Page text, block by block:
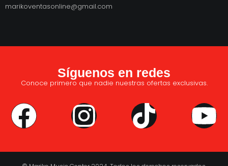
marikoventasonline@gmail.com
Síguenos en redes
Conoce primero que nadie nuestras ofertas exclusivas.